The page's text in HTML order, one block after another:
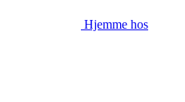
Hjemme hos